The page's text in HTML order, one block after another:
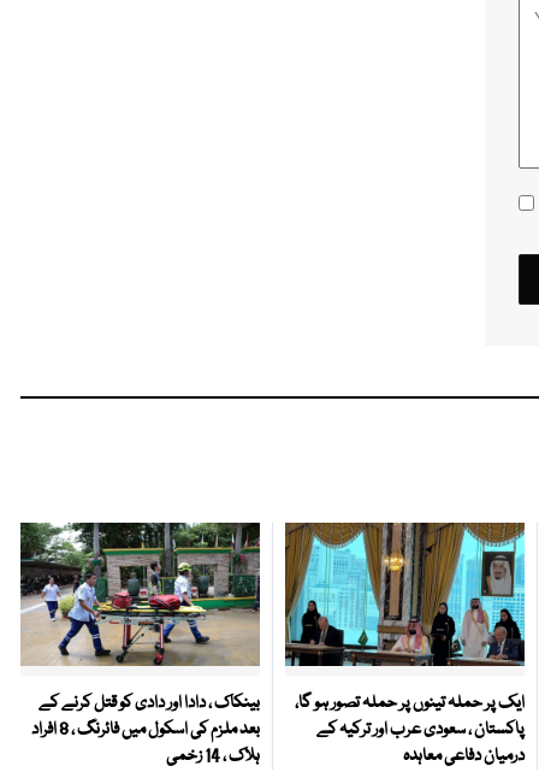
ایک پر حملہ تینوں پر حملہ تصور ہو گا،
پاکستان ، سعودی عرب اور ترکیہ کے
درمیان دفاعی معاہدہ
بینکاک ، دادا اور دادی کو قتل کرنے کے
بعد ملزم کی اسکول میں فائرنگ ، 8 افراد
ہلاک ، 14 زخمی